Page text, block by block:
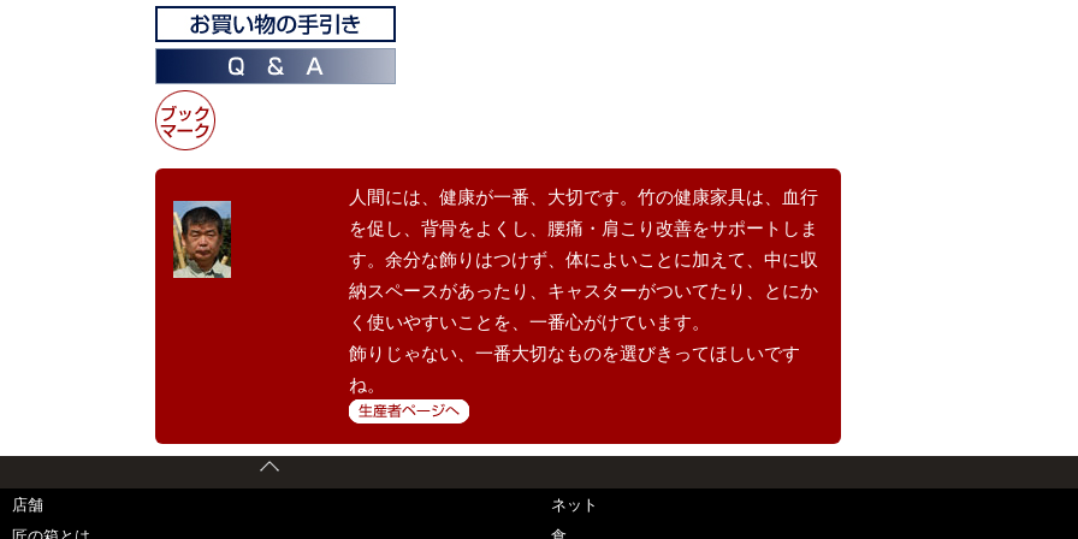
人間には、健康が一番、大切です。竹の健康家具は、血行
を促し、背骨をよくし、腰痛・肩こり改善をサポートしま
す。余分な飾りはつけず、体によいことに加えて、中に収
納スペースがあったり、キャスターがついてたり、とにか
く使いやすいことを、一番心がけています。
飾りじゃない、一番大切なものを選びきってほしいです
ね。
店舗
ネット